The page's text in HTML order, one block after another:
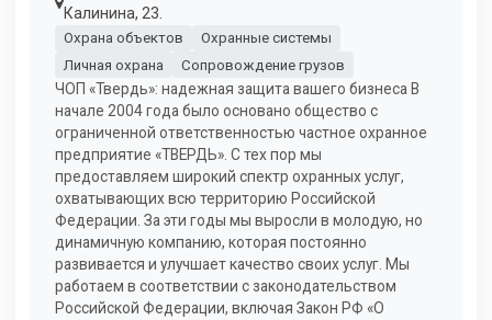
Калинина, 23.
Охрана объектов
Охранные системы
Личная охрана
Сопровождение грузов
ЧОП «Твердь»: надежная защита вашего бизнеса В
начале 2004 года было основано общество с
ограниченной ответственностью частное охранное
предприятие «ТВЕРДЬ». С тех пор мы
предоставляем широкий спектр охранных услуг,
охватывающих всю территорию Российской
Федерации. За эти годы мы выросли в молодую, но
динамичную компанию, которая постоянно
развивается и улучшает качество своих услуг. Мы
работаем в соответствии с законодательством
Российской Федерации, включая Закон РФ «О